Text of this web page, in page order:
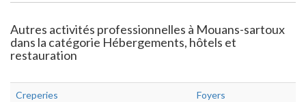
Autres activités professionnelles à Mouans-sartoux
dans la catégorie Hébergements, hôtels et
restauration
Creperies
Foyers